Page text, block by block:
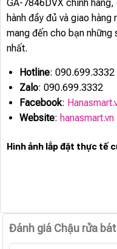
GA-7846DVX chính
hành đầy đủ và giao
mang đến cho bạn
nhất.
Hotline: 090.699.3332
Zalo: 090.699.3332
Facebook:
Website: hanasmart.vn
Hình ảnh lắp đặt thực tế
Đánh giá Chậu rửa